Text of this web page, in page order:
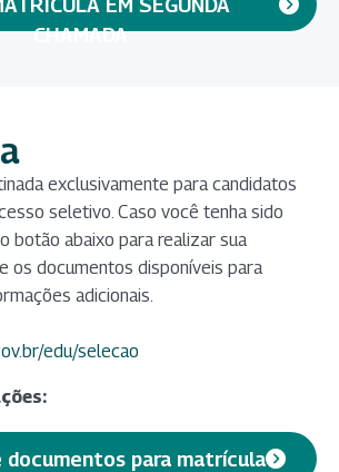
EM SEGUNDA
CHAMADA
exclusivamente para candidatos
seletivo. Caso você tenha sido
botão abaixo para realizar sua
os documentos disponíveis para
adicionais.
edu/selecao
documentos para matrícula